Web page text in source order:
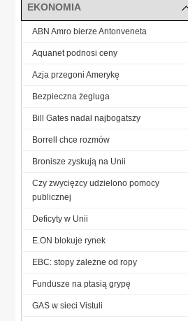
EKONOMIA
ABN Amro bierze Antonveneta
Aquanet podnosi ceny
Azja przegoni Amerykę
Bezpieczna żegluga
Bill Gates nadal najbogatszy
Borrell chce rozmów
Bronisze zyskują na Unii
Czy zwycięzcy udzielono pomocy
publicznej
Deficyty w Unii
E.ON blokuje rynek
EBC: stopy zależne od ropy
Fundusze na ptasią grypę
GAS w sieci Vistuli